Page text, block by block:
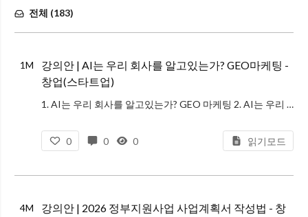
전체 (183)
1M
강의안 | AI는 우리 회사를 알고있는가? GEO마케팅 -
창업(스타트업)
1. AI는 우리 회사를 알고있는가? GEO 마케팅 2. AI는 우리 회사를 알고있는가? GEO 마케팅 강의개요 ​ ​- AI는 우리 회사를 알고 있는가? GEO 마케팅 ​- 예비창업자, 기존 창업자, 소상공인, 스타트업 ​-
0 0 0 읽기모드
4M
강의안 | 2026 정부지원사업 사업계획서 작성법 - 창